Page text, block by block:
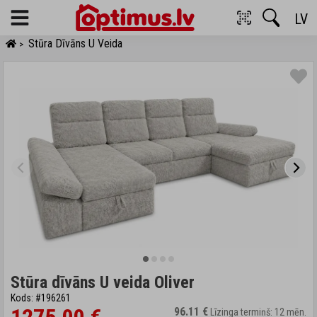
Menu LV
> Stūra Dīvāns U Veida
Stūra dīvāns U veida Oliver
Kods: #196261
96.11 € Līzinga termiņš: 12 mēn.